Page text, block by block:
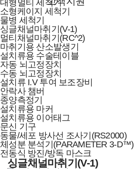
대형멀티 세척기
소형케이지 세척기
물병 세척기
싱글채널마취기(V-1)
멀티채널마취기(RC^2)
마취기용 산소발생기
설치류용 수술테이블
자동 뇌고정장치
수동 뇌고정장치
설치류 I.V 투여 보조장비
안락사 챔버
종양측정기
설치류용 마커
설치류용 이어태그
문신 기구
동물/세포 방사선 조사기(RS2000)
체성분 분석기(PARAMETER 3-D™)
전동식 방진/방독 마스크
싱글채널마취기(V-1)